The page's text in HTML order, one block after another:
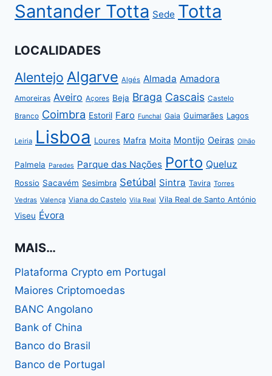
Santander Totta Sede Totta
LOCALIDADES
Alentejo Algarve Algés Almada Amadora
Amoreiras Aveiro Açores Beja Braga Cascais Castelo
Branco Coimbra Estoril Faro Funchal Gaia Guimarães Lagos
Leiria Lisboa Loures Mafra Moita Montijo Oeiras Olhão
Palmela Paredes Parque das Nações Porto Queluz
Rossio Sacavém Sesimbra Setúbal Sintra Tavira Torres
Vedras Valença Viana do Castelo Vila Real Vila Real de Santo António
Viseu Évora
MAIS…
Plataforma Crypto em Portugal
Maiores Criptomoedas
BANC Angolano
Bank of China
Banco do Brasil
Banco de Portugal